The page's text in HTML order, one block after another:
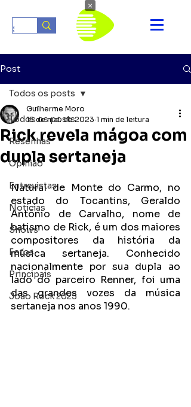
Post
Todos os posts
Resenhas
Opinião
Entrevistas
Notícias
Shows
Fotos
Principais
João Rock 2025
Todos os posts
Rick revela mágoa com
dupla sertaneja
Guilherme Moro
15 de mai. de 2023 1 min de leitura
Natural de Monte do Carmo, no
estado do Tocantins, Geraldo
Antônio de Carvalho, nome de
batismo de Rick, é um dos maiores
compositores da história da
música sertaneja. Conhecido
nacionalmente por sua dupla ao
lado do parceiro Renner, foi uma
das grandes vozes da música
sertaneja nos anos 1990.
×